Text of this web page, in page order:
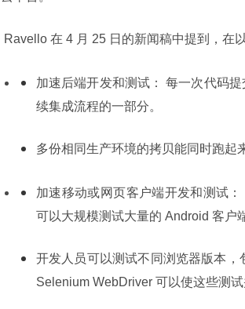
Ravello 在 4 月 25 日的新闻稿中提到，在
加速后端开发和测试： 每一次代码
续集成流程的一部分。
多份相同生产环境的拷贝能同时跑起
加速移动或网页客户端开发和测试
可以大规模测试大量的 Android 客户
开发人员可以测试不同浏览器版本
Selenium WebDriver 可以使这些测试